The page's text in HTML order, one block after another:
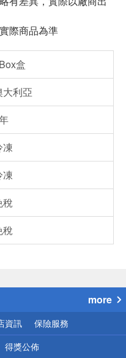
際商品為準
盒
大利亞
凍
凍
稅
稅
more
資訊 保險服務
得獎公佈